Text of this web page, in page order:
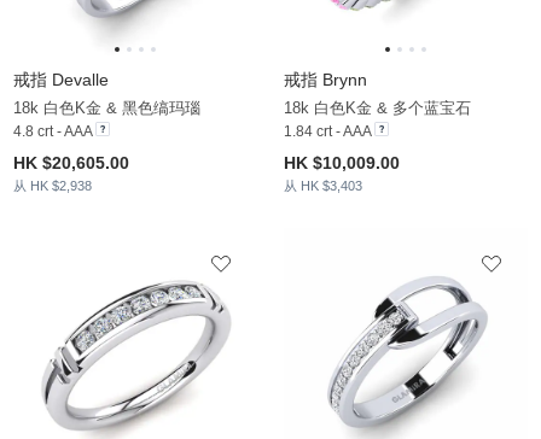
戒指 Devalle
18k 白色K金 & 黑色缟玛瑙
4.8 crt - AAA
HK $20,605.00
从 HK $2,938
戒指 Brynn
18k 白色K金 & 多个蓝宝石
1.84 crt - AAA
HK $10,009.00
从 HK $3,403